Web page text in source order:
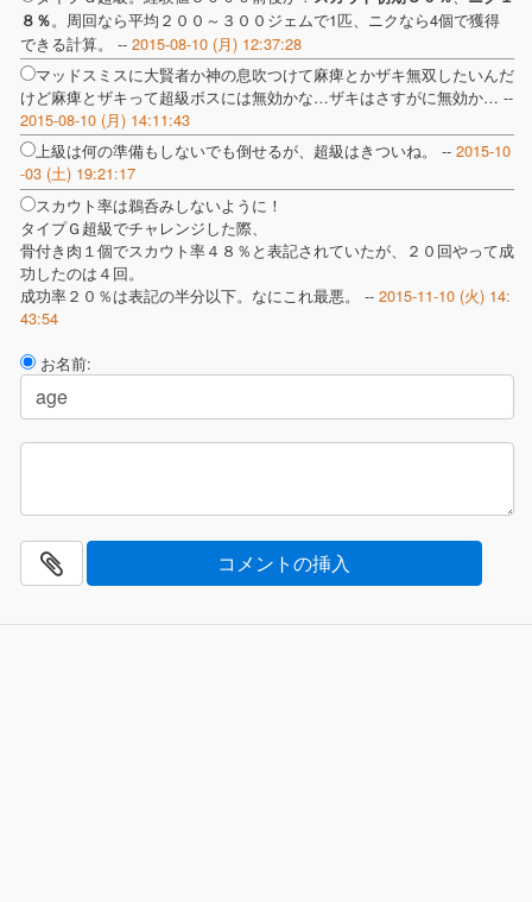
８％。周回なら平均２００～３００ジェムで1匹、ニクなら4個で獲得
できる計算。 -- 2015-08-10 (月) 12:37:28
マッドスミスに大賢者か神の息吹つけて麻痺とかザキ無双したいんだ
けど麻痺とザキって超級ボスには無効かな…ザキはさすがに無効か… --
2015-08-10 (月) 14:11:43
上級は何の準備もしないでも倒せるが、超級はきついね。 -- 2015-10
-03 (土) 19:21:17
スカウト率は鵜呑みしないように！
タイプＧ超級でチャレンジした際、
骨付き肉１個でスカウト率４８％と表記されていたが、２０回やって成
功したのは４回。
成功率２０％は表記の半分以下。なにこれ最悪。 -- 2015-11-10 (火) 14:
43:54
お名前: